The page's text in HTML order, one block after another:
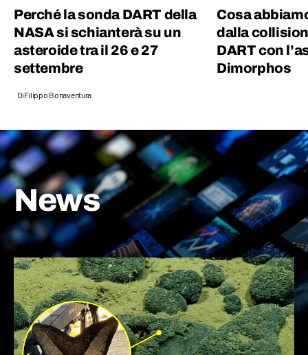
Perché la sonda DART della
NASA si schianterà su un
asteroide tra il 26 e 27
settembre
DiFilippo Bonaventura
Cosa
dalla
DART con
Dimorphos
News